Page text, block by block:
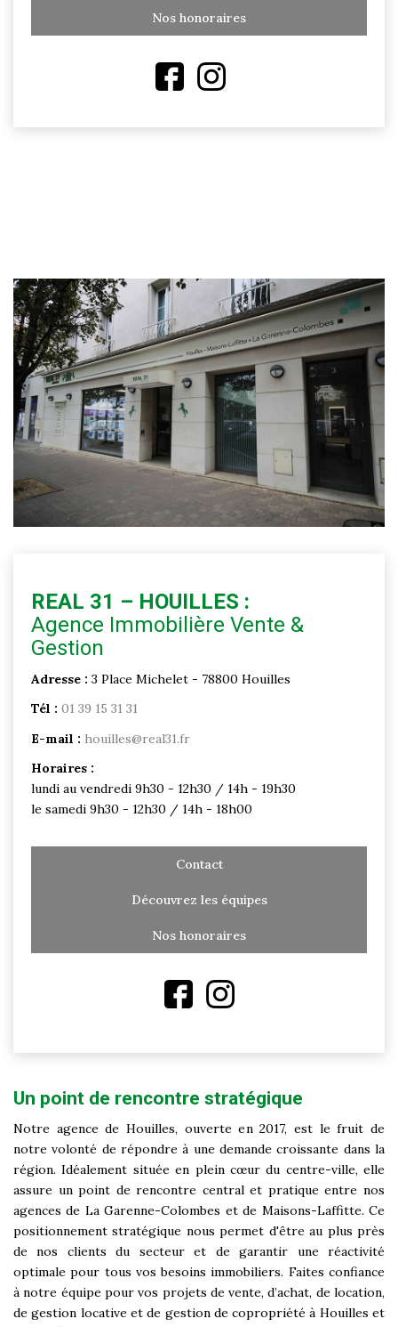
Nos honoraires
REAL 31 – HOUILLES :
Agence Immobilière Vente &
Gestion
Adresse : 3 Place Michelet - 78800 Houilles
Tél : 01 39 15 31 31
E-mail : houilles@real31.fr
Horaires :
lundi au vendredi 9h30 - 12h30 / 14h - 19h30
le samedi 9h30 - 12h30 / 14h - 18h00
Contact
Découvrez les équipes
Nos honoraires
Un point de rencontre stratégique
Notre agence de Houilles, ouverte en 2017, est le fruit de
notre volonté de répondre à une demande croissante dans la
région. Idéalement située en plein cœur du centre-ville, elle
assure un point de rencontre central et pratique entre nos
agences de La Garenne-Colombes et de Maisons-Laffitte. Ce
positionnement stratégique nous permet d'être au plus près
de nos clients du secteur et de garantir une réactivité
optimale pour tous vos besoins immobiliers. Faites confiance
à notre équipe pour vos projets de vente, d’achat, de location,
de gestion locative et de gestion de copropriété à Houilles et